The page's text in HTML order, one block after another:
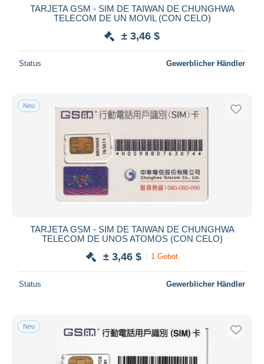
TARJETA GSM - SIM DE TAIWAN DE CHUNGHWA
TELECOM DE UN MOVIL (CON CELO)
± 3,46 $
Status Gewerblicher Händler
Neu
TARJETA GSM - SIM DE TAIWAN DE CHUNGHWA
TELECOM DE UNOS ATOMOS (CON CELO)
± 3,46 $ 1 Gebot
Status Gewerblicher Händler
Neu